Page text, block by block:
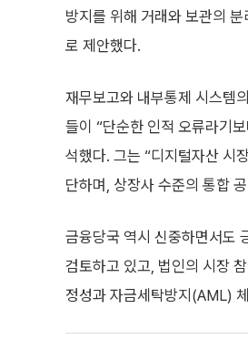
방지를 위해 거래와 보관의
로 제안했다.
재무보고와 내부통제 시스템
들이 “단순한 인적 오류라기
석했다. 그는 “디지털자산 시
단하며, 상장사 수준의 통합
금융당국 역시 신중하면서도
검토하고 있고, 법인의 시장
정성과 자금세탁방지(AML)